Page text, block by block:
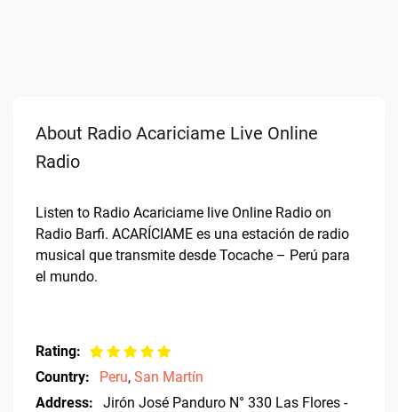
About Radio Acariciame Live Online
Radio
Listen to Radio Acariciame live Online Radio on
Radio Barfi. ACARÍCIAME es una estación de radio
musical que transmite desde Tocache – Perú para
el mundo.
Rating:
Country:
Peru, San Martín
Address:
Jirón José Panduro N° 330 Las Flores -